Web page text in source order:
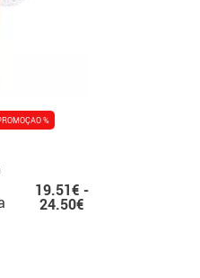
%
19.51€ -
24.50€